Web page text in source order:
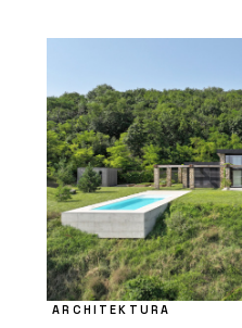
ARCHITEKTURA